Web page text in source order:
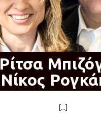
Ρίτσα
Νίκος
[...]